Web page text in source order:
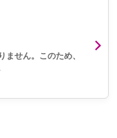
せん。このため、